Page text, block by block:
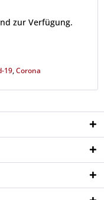
zur Verfügung.
19,Corona